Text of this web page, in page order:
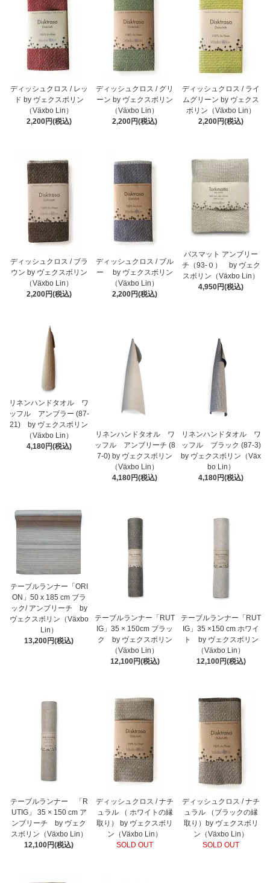
ディッシュクロス / レッ
ド by ヴェクスボリン
（Växbo Lin）
2,200円(税込)
ディッシュクロス / グリ
ーン by ヴェクスボリン
（Växbo Lin）
2,200円(税込)
ディッシュクロス / ライ
ムグリーン by ヴェクス
ボリン（Växbo Lin）
2,200円(税込)
ディッシュクロス / ブラ
ウン by ヴェクスボリン
（Växbo Lin）
2,200円(税込)
ディッシュクロス / ブル
ー by ヴェクスボリン
（Växbo Lin）
2,200円(税込)
バスマット アンブリー
チ（93-０） by ヴェク
スボリン（Växbo Lin）
4,950円(税込)
リネンハンドタオル ワ
ッフル アンブラー (87-
21) by ヴェクスボリン
（Växbo Lin）
4,180円(税込)
リネンハンドタオル ワ
ッフル アンブリーチ (8
7-0) by ヴェクスボリン
（Växbo Lin）
4,180円(税込)
リネンハンドタオル ワ
ッフル ブラック (87-3)
by ヴェクスボリン（Väx
bo Lin）
4,180円(税込)
テーブルランナー「ORI
ON」50 x 185 cm ブラ
ック/ アンブリーチ by
ヴェクスボリン（Växbo
Lin）
13,200円(税込)
テーブルランナー「RUT
IG」35 × 150cm ブラッ
ク by ヴェクスボリン
（Växbo Lin）
12,100円(税込)
テーブルランナー「RUT
IG」35 ×150 cm ホワイ
ト by ヴェクスボリン
（Växbo Lin）
12,100円(税込)
テーブルランナー 「R
UTIG」 35 × 150 cm ア
ンブリーチ by ヴェク
スボリン（Växbo Lin）
12,100円(税込)
ディッシュクロス / ナチ
ュラル （ ホワイトの縁
取り） by ヴェクスボリ
ン（Växbo Lin）
SOLD OUT
ディッシュクロス / ナチ
ュラル （ブラックの縁
取り）by ヴェクスボリ
ン（Växbo Lin）
SOLD OUT